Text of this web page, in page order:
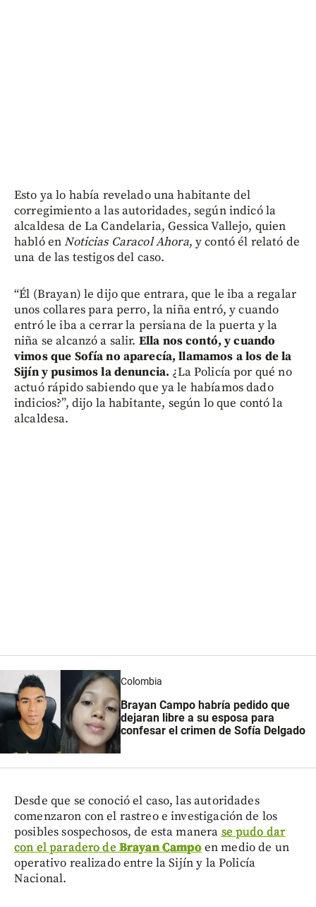
Esto ya lo había revelado una habitante del
corregimiento a las autoridades, según indicó la
alcaldesa de La Candelaria, Gessica Vallejo, quien
habló enNoticias Caracol Ahora, y contó él relató de
una de las testigos del caso.
“Él (Brayan) le dijo que entrara, que le iba a regalar
unos collares para perro, la niña entró, y cuando
entró le iba a cerrar la persiana de la puerta y la
niña se alcanzó a salir. Ella nos contó, y cuando
vimos que Sofía no aparecía, llamamos a los de la
Sijín y pusimos la denuncia. ¿La Policía por qué no
actuó rápido sabiendo que ya le habíamos dado
indicios?”, dijo la habitante, según lo que contó la
alcaldesa.
Colombia
Brayan Campo habría pedido que
dejaran libre a su esposa para
confesar el crimen de Sofía Delgado
Desde que se conoció el caso, las autoridades
comenzaron con el rastreo e investigación de los
posibles sospechosos, de esta manera se pudo dar
con el paradero de Brayan Campoen medio de un
operativo realizado entre la Sijín y la Policía
Nacional.